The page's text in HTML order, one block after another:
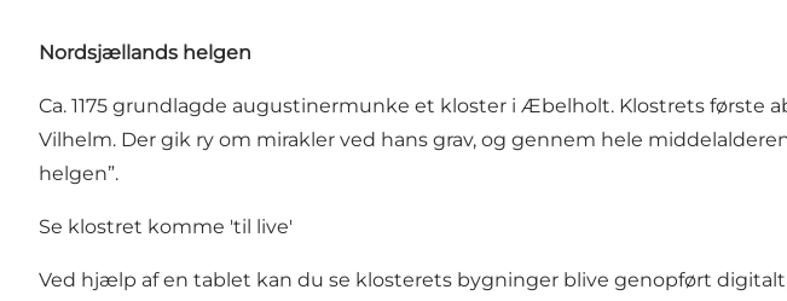
Nordsjællands helgen
Ca. 1175 grundlagde augustinermunke et kloster i Æbelholt. Klostrets første
Vilhelm. Der gik ry om mirakler ved hans grav, og gennem hele
helgen”.
Se klostret komme 'til live'
Ved hjælp af en tablet kan du se klosterets bygninger blive genopført